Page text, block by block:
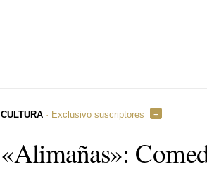
«Alimañas»:
CULTURA · Exclusivo suscriptores